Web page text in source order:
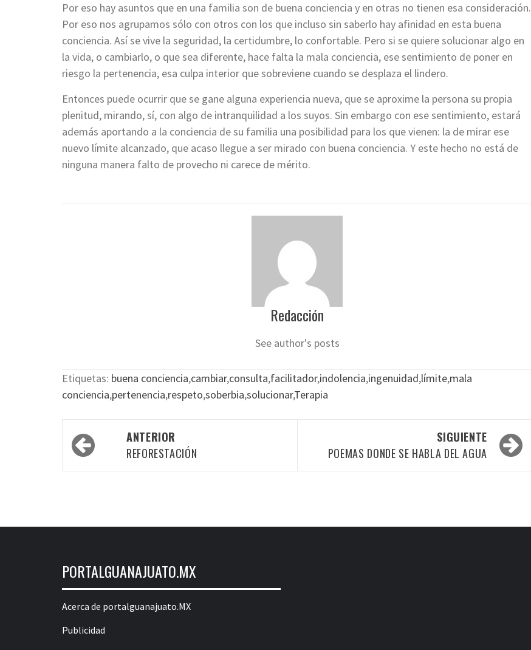
Por eso hay asuntos que en una familia son de buena conciencia y en otras no tienen esa consideración.
Por eso nos agrupamos sólo con otros con los que incluso sin saberlo hay afinidad en esta buena
conciencia. Así se vive la seguridad, la certidumbre, lo confortable. Pero si se quiere solucionar algo en
la vida, o cambiarlo, o que sea diferente, hace falta la mala conciencia, ese sentimiento de poner en
riesgo la pertenencia, esa culpa interior que sobreviene cuando se desplaza el lindero.
Entonces puede ocurrir que se gane alguna experiencia nueva, que se aproxime la persona su propia
plenitud, mirando, sí, con algo de intranquilidad a los suyos. Sin embargo con ese sentimiento, estará
además aportando a la conciencia de su familia una posibilidad para los que vienen: la de mirar ese
nuevo límite alcanzado, que acaso llegue a ser mirado con buena conciencia. Y este hecho no está de
ninguna manera falto de provecho ni carece de mérito.
Redacción
See author's posts
Etiquetas: buena conciencia,cambiar,consulta,facilitador,indolencia,ingenuidad,límite,mala
conciencia,pertenencia,respeto,soberbia,solucionar,Terapia
Navegación
por
ANTERIOR
REFORESTACIÓN
SIGUIENTE
POEMAS DONDE SE HABLA DEL AGUA
PORTALGUANAJUATO.MX
Acerca de portalguanajuato.MX
Publicidad